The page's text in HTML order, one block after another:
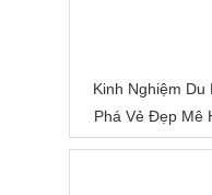
Kinh Nghiệm Du
Phá Vẻ Đẹp Mê